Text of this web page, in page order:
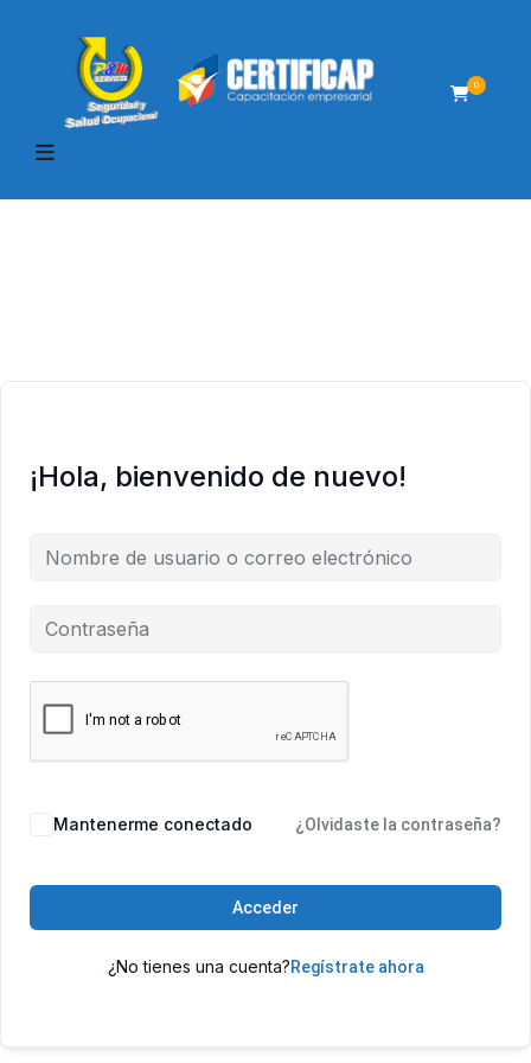
0
¡Hola, bienvenido de nuevo!
Mantenerme conectado ¿Olvidaste la contraseña?
Acceder
¿No tienes una cuenta?Regístrate ahora